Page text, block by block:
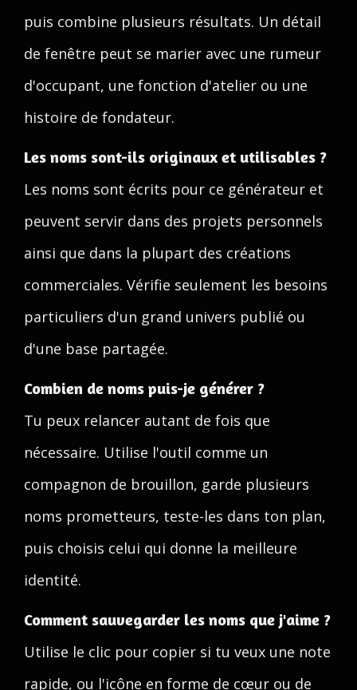
puis combine plusieurs résultats. Un détail
de fenêtre peut se marier avec une rumeur
d'occupant, une fonction d'atelier ou une
histoire de fondateur.
Les noms sont-ils originaux et utilisables ?
Les noms sont écrits pour ce générateur et
peuvent servir dans des projets personnels
ainsi que dans la plupart des créations
commerciales. Vérifie seulement les besoins
particuliers d'un grand univers publié ou
d'une base partagée.
Combien de noms puis-je générer ?
Tu peux relancer autant de fois que
nécessaire. Utilise l'outil comme un
compagnon de brouillon, garde plusieurs
noms prometteurs, teste-les dans ton plan,
puis choisis celui qui donne la meilleure
identité.
Comment sauvegarder les noms que j'aime ?
Utilise le clic pour copier si tu veux une note
rapide, ou l'icône en forme de cœur ou de